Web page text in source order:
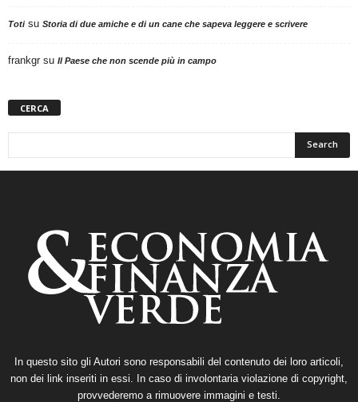
Totisu Storia di due amiche e di un cane che sapeva leggere e scrivere
frankgr su Il Paese che non scende più in campo
CERCA
In questo sito gli Autori sono responsabili del contenuto dei loro articoli,
non dei link inseriti in essi. In caso di involontaria violazione di copyright,
provvederemo a rimuovere immagini e testi.